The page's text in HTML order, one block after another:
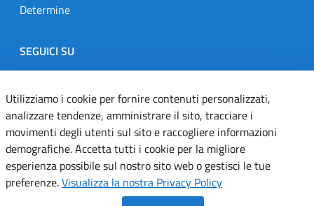
Determine
SEGUICI SU
Designers Italia
TwitterInstagramYoutubeLinkedin
Dichiarazione di accessibilità
Informativa cookie
Utilizziamo i cookie per fornire contenuti personalizzati,
analizzare tendenze, amministrare il sito, tracciare i
movimenti degli utenti sul sito e raccogliere informazioni
demografiche. Accetta tutti i cookie per la migliore
esperienza possibile sul nostro sito web o gestisci le tue
preferenze.Visualizza la nostra Privacy Policy